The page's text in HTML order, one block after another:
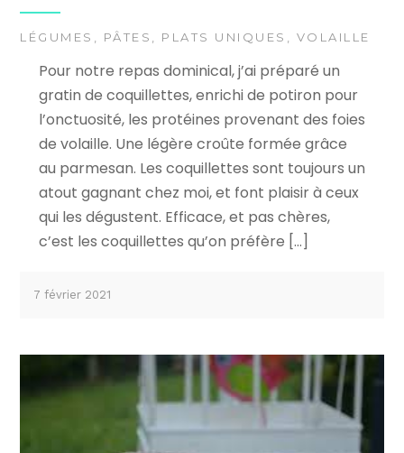
LÉGUMES PÂTES PLATS UNIQUES VOLAILLE
Pour notre repas dominical, j’ai préparé un
gratin de coquillettes, enrichi de potiron pour
l’onctuosité, les protéines provenant des foies
de volaille. Une légère croûte formée grâce
au parmesan. Les coquillettes sont toujours un
atout gagnant chez moi, et font plaisir à ceux
qui les dégustent. Efficace, et pas chères,
c’est les coquillettes qu’on préfère […]
7 février 2021